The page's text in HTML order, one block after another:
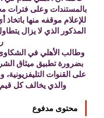
بالمستندات وعلى فترات
للإعلام موقفه منها
المذكور الذي لا يزال
وطالب الأهلي في
بضرورة تطبيق ميثاق
على القنوات
والذي يخالف كل
محتوى مدفوع